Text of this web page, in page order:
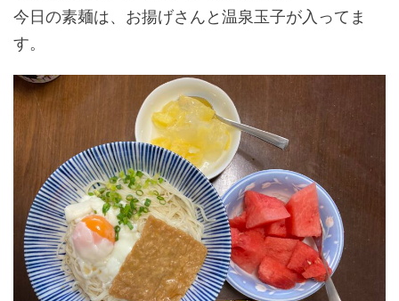
今日の素麺は、お揚げさんと温泉玉子が入ってま
す。